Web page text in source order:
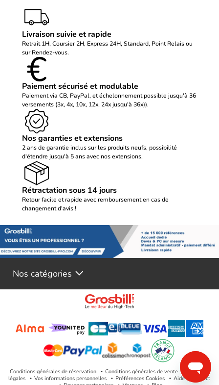
Livraison suivie et rapide
Retrait 1H, Coursier 2H, Express 24H, Standard, Point Relais ou
sur Rendez-vous.
Paiement sécurisé et modulable
Paiement via CB, PayPal, et échelonnement possible jusqu'à 36
versements (3x, 4x, 10x, 12x, 24x jusqu'à 36x)).
Nos garanties et extensions
2 ans de garantie inclus sur les produits neufs, possibilité
d'étendre jusqu'à 5 ans avec nos extensions.
Rétractation sous 14 jours
Retour facile et rapide avec remboursement en cas de
changement d'avis !
Nos catégories
Conditions générales de réservation Conditions générales de vente
Mentions
légales
Vos informations personnelles Préférences Cookies
Aide & Contact